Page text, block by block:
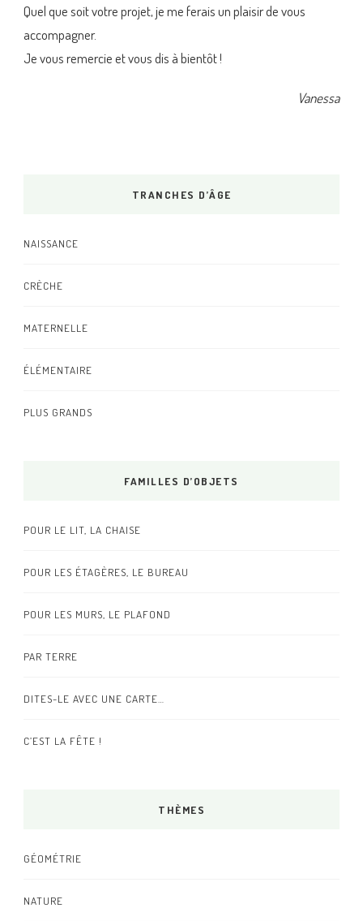
Quel que soit votre projet, je me ferais un plaisir de vous
accompagner.
Je vous remercie et vous dis à bientôt !
Vanessa
TRANCHES D’ÂGE
NAISSANCE
CRÈCHE
MATERNELLE
ÉLÉMENTAIRE
PLUS GRANDS
FAMILLES D’OBJETS
POUR LE LIT, LA CHAISE
POUR LES ÉTAGÈRES, LE BUREAU
POUR LES MURS, LE PLAFOND
PAR TERRE
DITES-LE AVEC UNE CARTE…
C’EST LA FÊTE !
THÈMES
GÉOMÉTRIE
NATURE